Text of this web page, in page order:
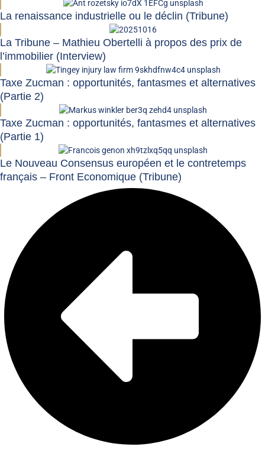
La renaissance industrielle ou le déclin (Tribune)
La Tribune – Mathieu Obertelli à propos des prix de
l’immobilier (Interview)
Taxe Zucman : opportunités, fantasmes et alternatives
(Partie 2)
Taxe Zucman : opportunités, fantasmes et alternatives
(Partie 1)
Le Nouveau Consensus européen et le contretemps
français – Front Economique (Tribune)